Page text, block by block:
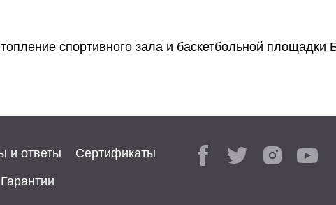
спортивного зала и баскетбольной площадки
и ответы
Сертификаты
Гарантии